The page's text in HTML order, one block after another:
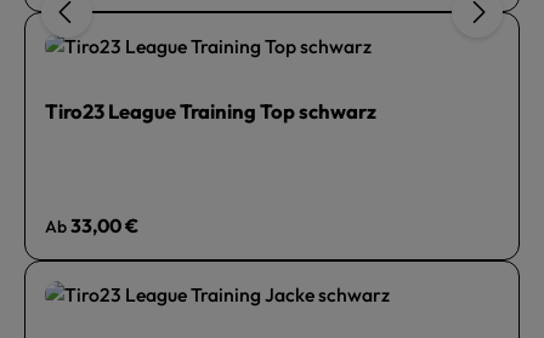
Tiro23 League Training Top schwarz
Regulärer Preis:
Ab33,00 €